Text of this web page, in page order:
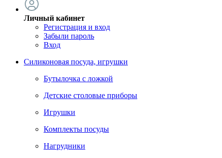
Личный кабинет
Регистрация и вход
Забыли пароль
Вход
Силиконовая посуда, игрушки
Бутылочка с ложкой
Детские столовые приборы
Игрушки
Комплекты посуды
Нагрудники